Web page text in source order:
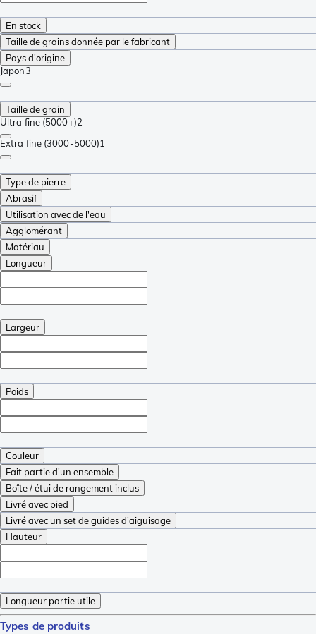
En stock
Taille de grains donnée par le fabricant
Pays d'origine
Japon3
Taille de grain
Ultra fine (5000+)2
Extra fine (3000-5000)1
Type de pierre
Abrasif
Utilisation avec de l'eau
Agglomérant
Matériau
Longueur
Largeur
Poids
Couleur
Fait partie d'un ensemble
Boîte / étui de rangement inclus
Livré avec pied
Livré avec un set de guides d'aiguisage
Hauteur
Longueur partie utile
Types de produits